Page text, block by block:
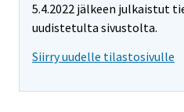
5.4.2022 jälkeen julkaistut
uudistetulta sivustolta.
Siirry uudelle tilastosivulle